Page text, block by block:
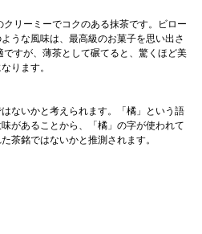
リーミーでコクのある抹茶です。ビロー
うな風味は、最高級のお菓子を思い出さ
すが、薄茶として碾てると、驚くほど美
ります。
ないかと考えられます。「橘」という語
があることから、「橘」の字が使われて
茶銘ではないかと推測されます。